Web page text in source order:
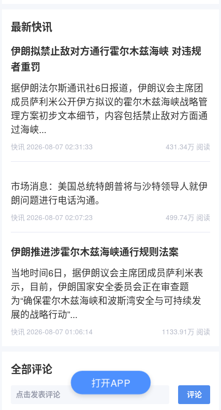
最新快讯
伊朗拟禁止敌对方通行霍尔木兹海峡 对违规
者重罚
据伊朗法尔斯通讯社6日报道，伊朗议会主席团
成员萨利米公开伊方拟议的霍尔木兹海峡战略管
理方案初步文本细节，内容包括禁止敌对方面通
过海峡...
快讯 2026-08-07 02:31:33 431.34万 阅读
市场消息：美国总统特朗普将与沙特领导人就伊
朗问题进行电话沟通。
快讯 2026-08-07 02:07:23 499.74万 阅读
伊朗推进涉霍尔木兹海峡通行规则法案
当地时间6日，据伊朗议会主席团成员萨利米表
示，目前，伊朗国家安全委员会正在审查题
为“确保霍尔木兹海峡和波斯湾安全与可持续发
展的战略行动”...
快讯 2026-08-07 01:06:14 1133.91万 阅读
全部评论
点击发表评论 评论
打开APP